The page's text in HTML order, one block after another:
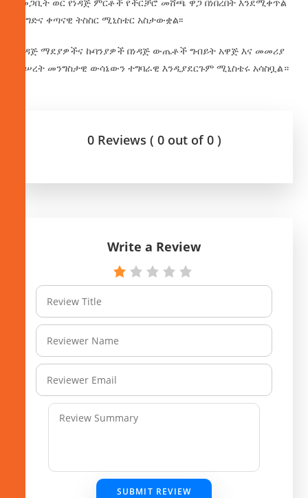
የንግድና ቀጣናዊ ትስስር ሚኒስቴር አስታውቋል፡፡
የነዳጅማደያዎችና ኩባንያዎች በነዳጅ ውጤቶች ግብይት አዋጅ እና መመሪያ
መሠረት መንግስታዊ ውሳኔውን ተግባራዊ እንዲያደርጉም ሚኒስቴሩ አሳስቧል።
0 Reviews ( 0 out of 0 )
Write a Review
SUBMIT REVIEW